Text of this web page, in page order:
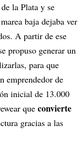
la Plata y se
baja dejaba ver
A partir de ese
propuso generar un
para que
emprendedor de
inicial de 13.000
que convierte
gracias a las